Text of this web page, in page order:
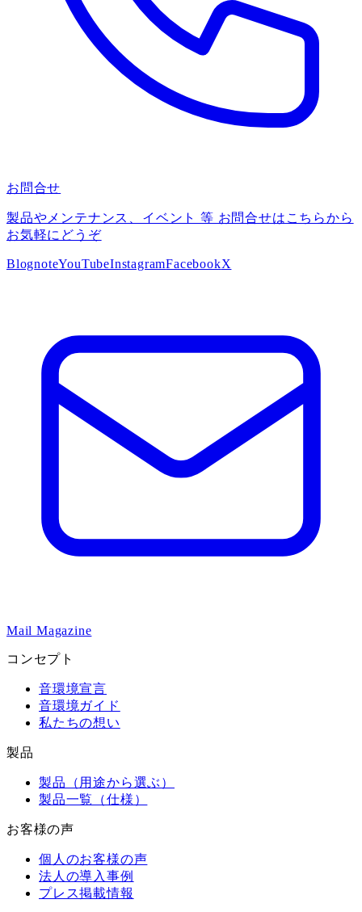
お問合せ
製品やメンテナンス、イベント 等 お問合せはこちらから
お気軽にどうぞ
BlognoteYouTubeInstagramFacebookX
Mail Magazine
コンセプト
音環境宣言
音環境ガイド
私たちの想い
製品
製品（用途から選ぶ）
製品一覧（仕様）
お客様の声
個人のお客様の声
法人の導入事例
プレス掲載情報